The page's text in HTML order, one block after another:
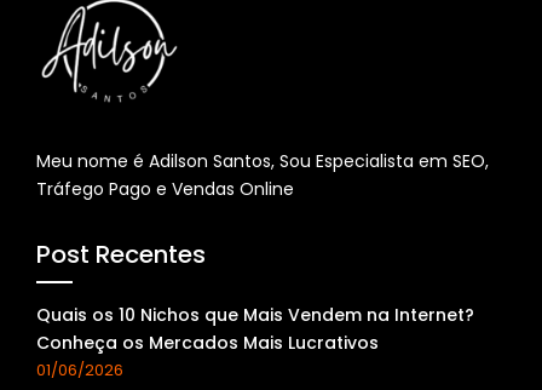
Meu nome é Adilson Santos, Sou Especialista em SEO,
Tráfego Pago e Vendas Online
Post Recentes
Quais os 10 Nichos que Mais Vendem na Internet?
Conheça os Mercados Mais Lucrativos
01/06/2026